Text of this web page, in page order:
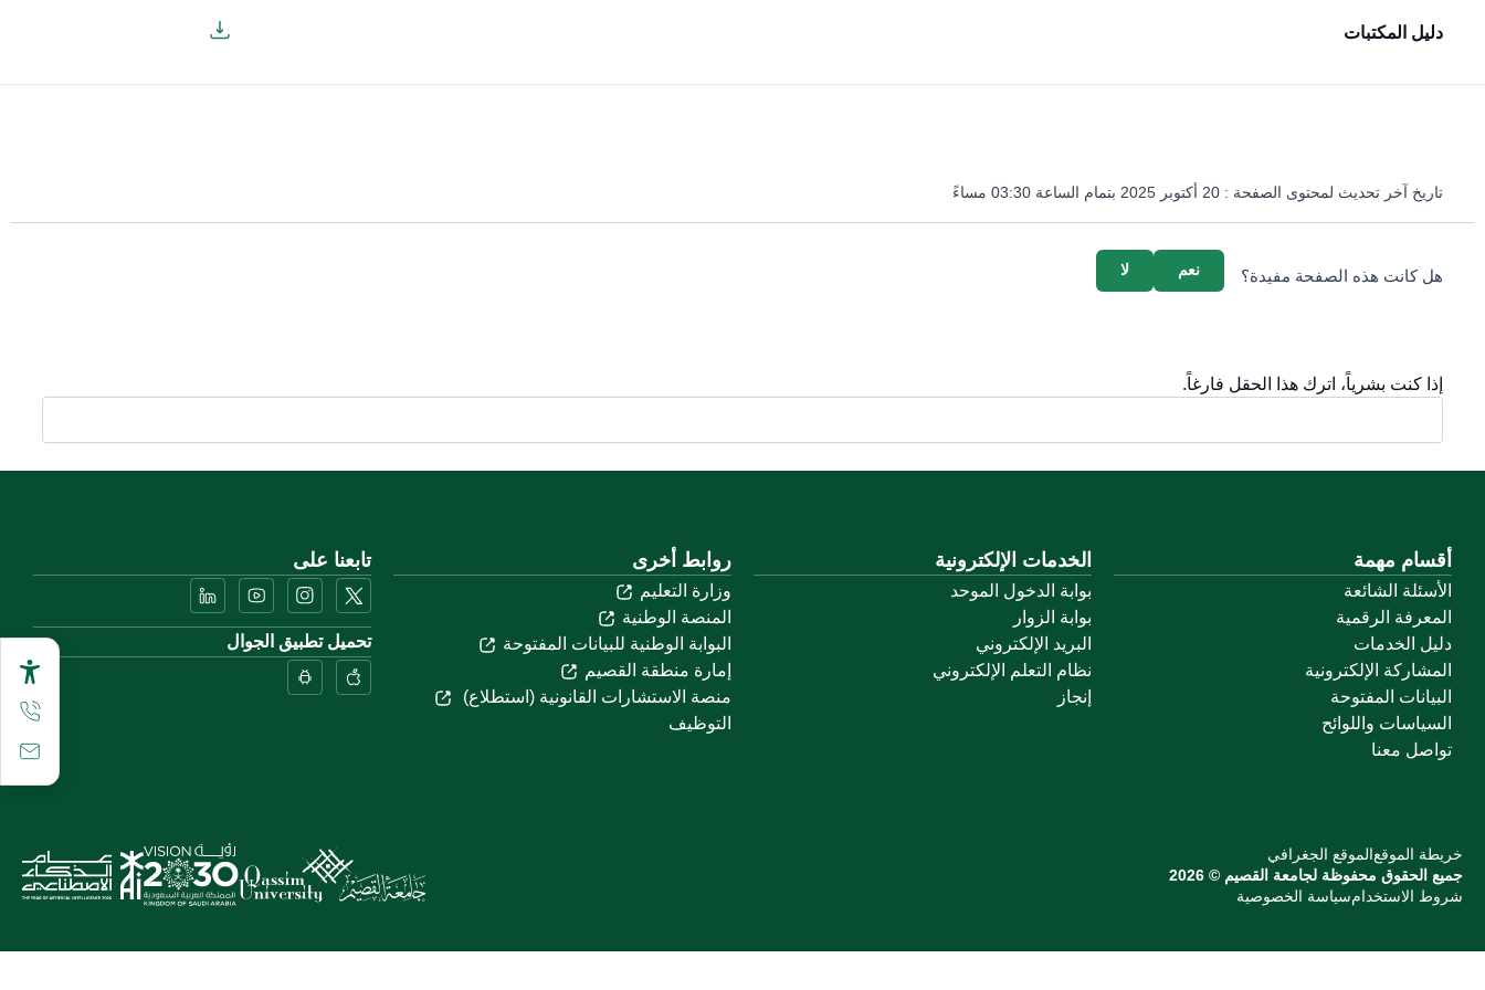
دليل المكتبات
تاريخ آخر تحديث لمحتوى الصفحة : 20 أكتوبر 2025 بتمام الساعة 03:30 مساءً
هل كانت هذه الصفحة مفيدة؟ لا نعم
إذا كنت بشرياً، اترك هذا الحقل فارغاً.
أقسام مهمة
الأسئلة الشائعة
المعرفة الرقمية
دليل الخدمات
المشاركة الإلكترونية
البيانات المفتوحة
السياسات واللوائح
تواصل معنا
الخدمات الإلكترونية
بوابة الدخول الموحد
بوابة الزوار
البريد الإلكتروني
نظام التعلم الإلكتروني
إنجاز
روابط أخرى
وزارة التعليم
المنصة الوطنية
البوابة الوطنية للبيانات المفتوحة
إمارة منطقة القصيم
منصة الاستشارات القانونية (استطلاع)
التوظيف
تابعنا على
تحميل تطبيق الجوال
خريطة الموقعالموقع الجغرافي
جميع الحقوق محفوظة لجامعة القصيم © 2026
شروط الاستخدامسياسة الخصوصية